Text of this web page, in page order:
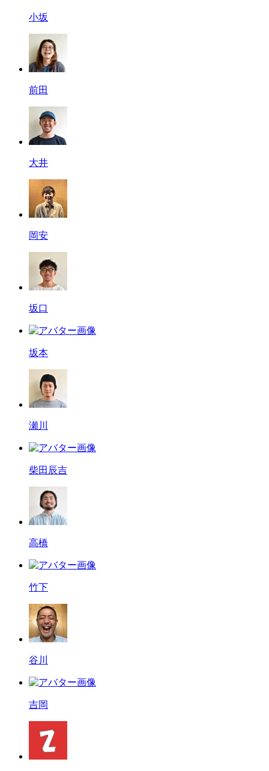
小坂
前田
大井
岡安
坂口
坂本
瀬川
柴田辰吉
高橋
竹下
谷川
吉岡